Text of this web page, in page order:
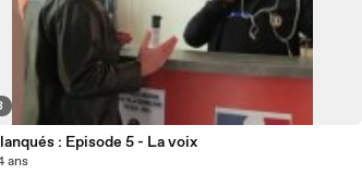
: Episode 5 - La voix
ans